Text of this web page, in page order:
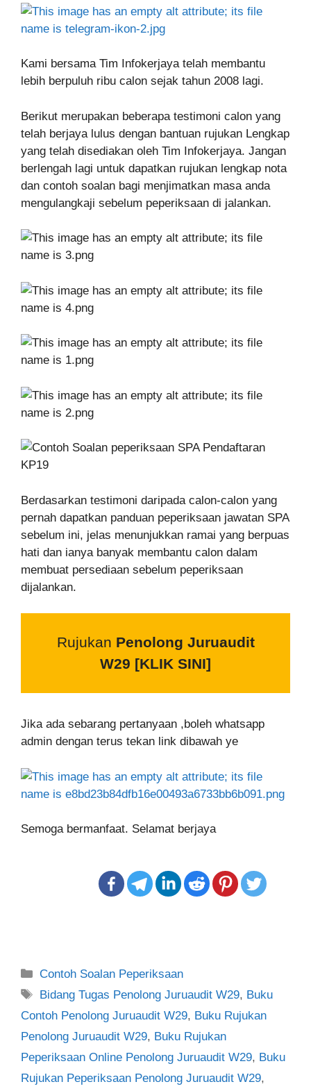
Kami bersama Tim Infokerjaya telah membantu
lebih berpuluh ribu calon sejak tahun 2008 lagi.
Berikut merupakan beberapa testimoni calon yang
telah berjaya lulus dengan bantuan rujukan Lengkap
yang telah disediakan oleh Tim Infokerjaya. Jangan
berlengah lagi untuk dapatkan rujukan lengkap nota
dan contoh soalan bagi menjimatkan masa anda
mengulangkaji sebelum peperiksaan di jalankan.
Berdasarkan testimoni daripada calon-calon yang
pernah dapatkan panduan peperiksaan jawatan SPA
sebelum ini, jelas menunjukkan ramai yang berpuas
hati dan ianya banyak membantu calon dalam
membuat persediaan sebelum peperiksaan
dijalankan.
Rujukan Penolong Juruaudit
W29 [KLIK SINI]
Jika ada sebarang pertanyaan ,boleh whatsapp
admin dengan terus tekan link dibawah ye
Semoga bermanfaat. Selamat berjaya
Categories
Contoh Soalan Peperiksaan
Tags
Bidang Tugas Penolong Juruaudit W29, Buku
Contoh Penolong Juruaudit W29, Buku Rujukan
Penolong Juruaudit W29, Buku Rujukan
Peperiksaan Online Penolong Juruaudit W29, Buku
Rujukan Peperiksaan Penolong Juruaudit W29,